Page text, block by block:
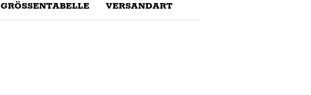
GRÖSSENTABELLE VERSANDART